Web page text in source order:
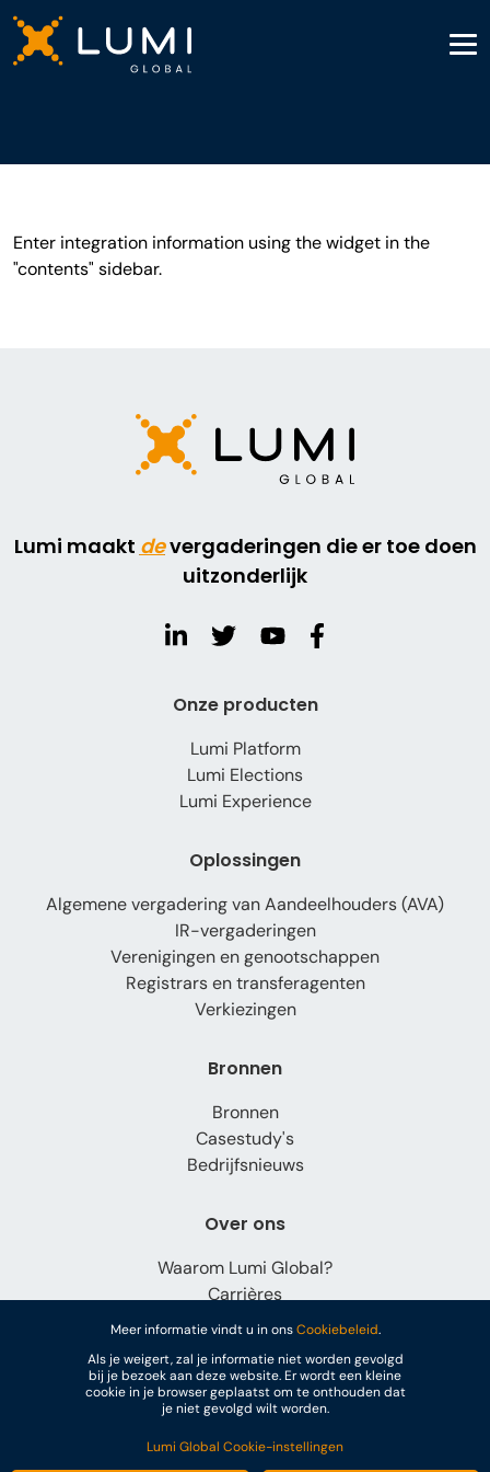
Meer informatie vindt u in onsCookiebeleid.
Als je weigert, zal je informatie niet worden gevolgd
bij je bezoek aan deze website. Er wordt een kleine
cookie in je browser geplaatst om te onthouden dat
je niet gevolgd wilt worden.
Lumi Global Cookie-instellingen
Enter integration information using the widget in the
"contents" sidebar.
Lumi maakt devergaderingen die er toe doen
uitzonderlijk
Onze producten
Lumi Platform
Lumi Elections
Lumi Experience
Oplossingen
Algemene vergadering van Aandeelhouders (AVA)
IR-vergaderingen
Verenigingen en genootschappen
Registrars en transferagenten
Verkiezingen
Bronnen
Bronnen
Casestudy's
Bedrijfsnieuws
Over ons
Waarom Lumi Global?
Carrières
Contact
© Lumi Global